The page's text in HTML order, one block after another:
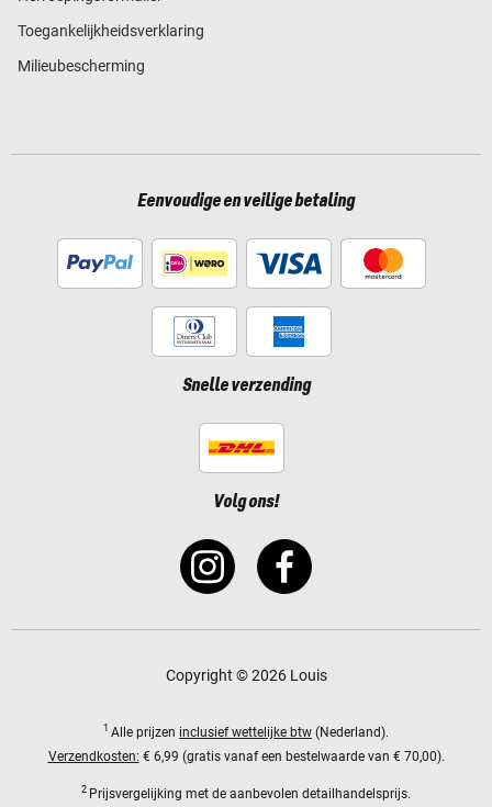
Toegankelijkheidsverklaring
Milieubescherming
Eenvoudige en veilige betaling
Snelle verzending
Volg ons!
Copyright © 2026 Louis
1 Alle prijzen inclusief wettelijke btw (Nederland).
Verzendkosten: € 6,99 (gratis vanaf een bestelwaarde van € 70,00).
2 Prijsvergelijking met de aanbevolen detailhandelsprijs.